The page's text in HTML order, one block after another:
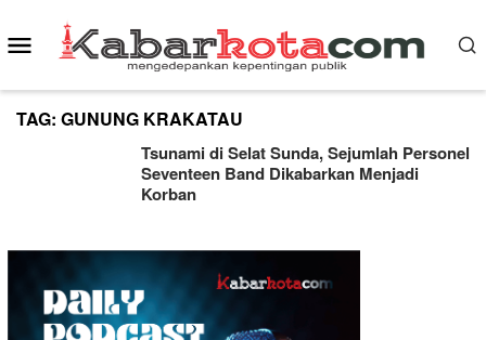
to
Mobile
TAG: GUNUNG KRAKATAU
Tsunami di Selat Sunda, Sejumlah Personel
Seventeen Band Dikabarkan Menjadi
Korban